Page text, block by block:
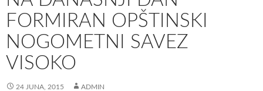
FORMIRAN OPŠTINSKI
NOGOMETNI SAVEZ
VISOKO
24 JUNA, 2015 ADMIN